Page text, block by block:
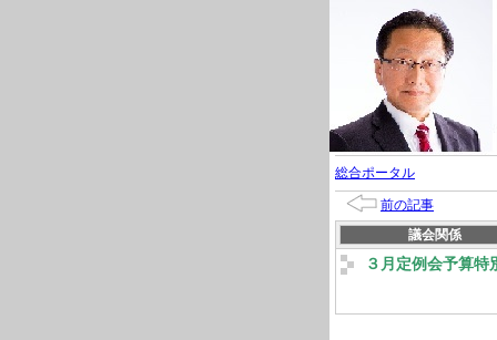
総合ポータル
前の記事
議会関係
３月定例会予算特